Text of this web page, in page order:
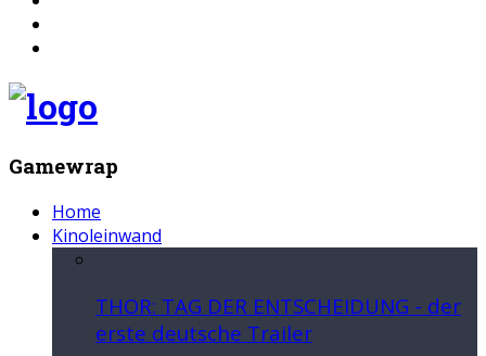
Gamewrap
Home
Kinoleinwand
THOR: TAG DER ENTSCHEIDUNG - der
erste deutsche Trailer